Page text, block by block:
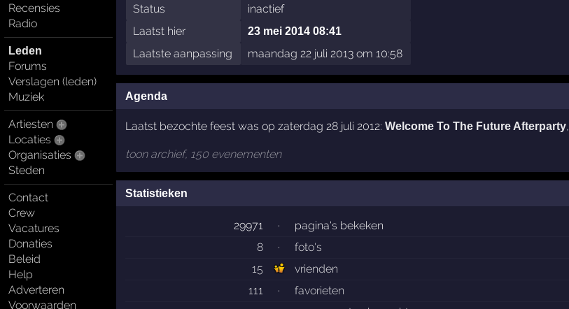
Recensies
Radio
Leden
Forums
Verslagen (leden)
Muziek
Artiesten
Locaties
Organisaties
Steden
Contact
Crew
Vacatures
Donaties
Beleid
Help
Adverteren
Voorwaarden
Status
inactief
Laatst hier
23 mei 2014 08:41
Laatste aanpassing maandag 22 juli 2013 om 10:58
Agenda
Laatst bezochte feest was op zaterdag 28 juli 2012: Welcome To The Future Afterparty,
toon archief, 150 evenementen
Statistieken
29971 ·
pagina's bekeken
8
·
foto's
15
vrienden
111
·
favorieten